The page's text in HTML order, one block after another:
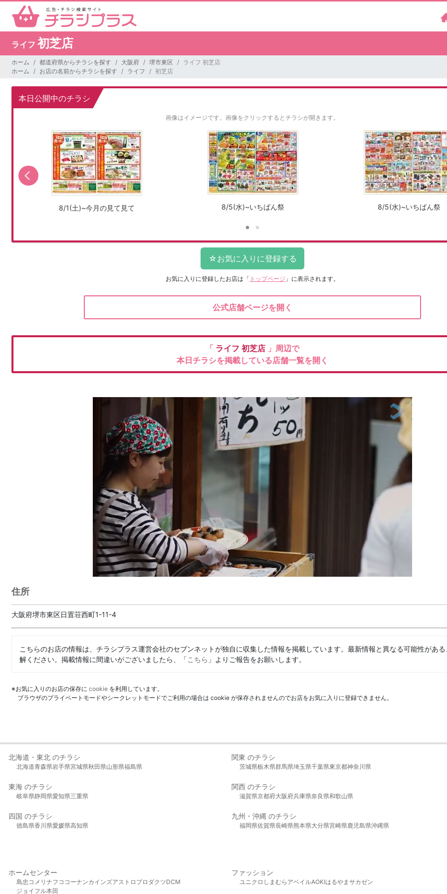
ライフ 初芝店
ホーム 都道府県からチラシを探す 大阪府 堺市東区
ライフ 初芝店
ホーム
お店の名前からチラシを探す ライフ 初芝店
本日公開中のチラシ
画像はイメージです。 画像をクリックするとチラシが開きます。
8/1(土)~今月の見て見て 8/5(水)~いちばん祭 8/5(水)~いちばん祭
お気に入りに登録したお店は 「 トップページ 」に表示されます。
公式店舗ページを開く
「 ライフ 初芝店 」周辺で
本日チラシを掲載している店舗一覧を開く
住所
大阪府堺市東区日置荘西町1-11-4
こちらのお店の情報は、チラシプラス運営会社のセブンネットが独自に収集した情報を掲載しています。最新情報と異なる可能性があ
解ください。掲載情報に間違いがございましたら、「こちら 」よりご報告をお願いします。
※お気に入りのお店の保存に cookie を利用しています。
ブラウザのプライベートモードやシークレットモードでご利用の場合は cookie が保存されませんのでお店をお気に入りに登録できません。
北海道・東北 のチラシ
北海道青森県岩手県宮城県秋田県山形県福島県
関東 のチラシ
茨城県栃木県群馬県埼玉県千葉県東京都神奈川県
東海 のチラシ
岐阜県静岡県愛知県三重県
関西 のチラシ
滋賀県京都府大阪府兵庫県奈良県和歌山県
四国 のチラシ
徳島県香川県愛媛県高知県
九州・沖縄 のチラシ
福岡県佐賀県長崎県熊本県大分県宮崎県鹿児島県沖縄県
ホームセンター
島忠 コメリ ナフコ コーナンカインズアストロプロダクツDCM
ジョイフル本田
ファッション
ユニクロ しまむら アベイルAOKIはるやま サカゼン